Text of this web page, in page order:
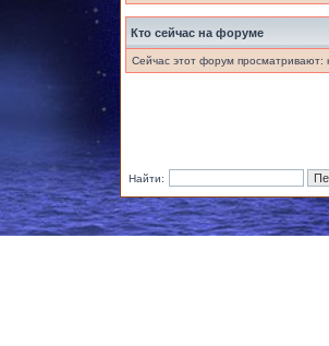
Кто сейчас на форуме
Сейчас этот форум просматривают:
Найти: